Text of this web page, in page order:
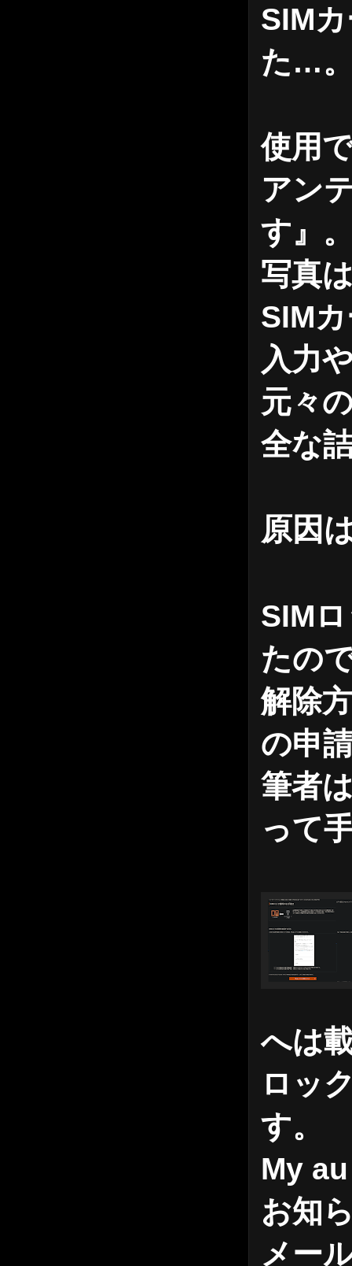
SIM
た…
使用
アン
す』
写真
SIM
入力
元々
全な
原因
SIM
たの
解除
の申
筆者
って
へは
ロッ
す。
My
お知
メー